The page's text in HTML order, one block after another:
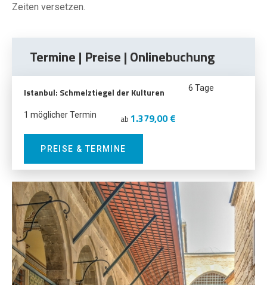
Zeiten versetzen.
Termine | Preise | Onlinebuchung
Istanbul: Schmelztiegel der Kulturen 6 Tage
1 möglicher Termin ab 1.379,00 €
PREISE & TERMINE